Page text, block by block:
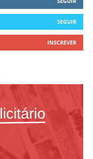
SEGUIR
INSCREVER